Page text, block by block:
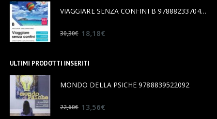
VIAGGIARE SENZA CONFINI B 9788823370456
30,30€ 18,18€
ULTIMI PRODOTTI INSERITI
MONDO DELLA PSICHE 9788839522092
22,60€ 13,56€